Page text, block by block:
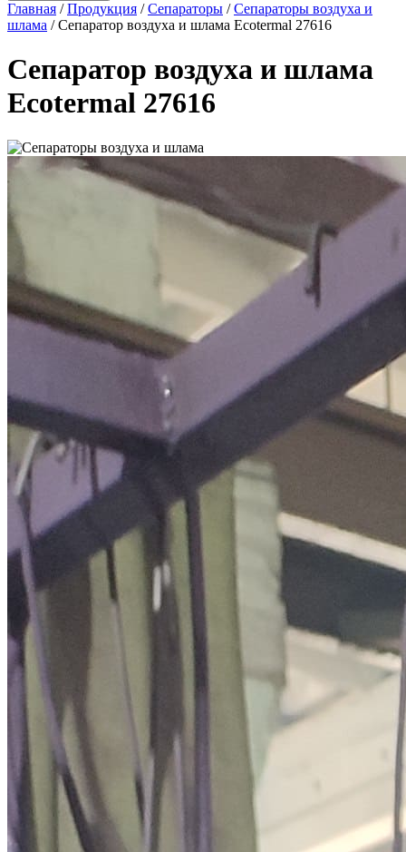
Главная /Продукция /Сепараторы /Сепараторы воздуха и
шлама /Сепаратор воздуха и шлама Ecotermal 27616
Сепаратор воздуха и шлама
Ecotermal 27616